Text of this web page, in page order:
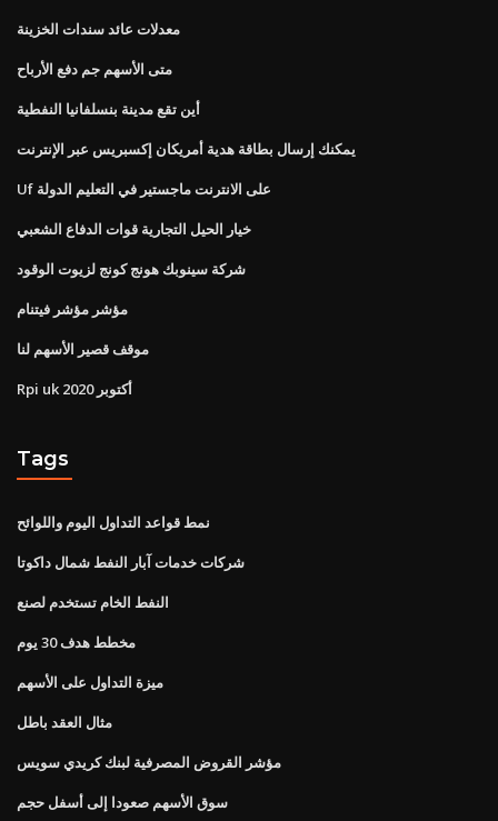
معدلات عائد سندات الخزينة
متى الأسهم جم دفع الأرباح
أين تقع مدينة بنسلفانيا النفطية
يمكنك إرسال بطاقة هدية أمريكان إكسبريس عبر الإنترنت
Uf على الانترنت ماجستير في التعليم الدولة
خيار الحيل التجارية قوات الدفاع الشعبي
شركة سينوبك هونج كونج لزيوت الوقود
مؤشر مؤشر فيتنام
موقف قصير الأسهم لنا
Rpi uk أكتوبر 2020
Tags
نمط قواعد التداول اليوم واللوائح
شركات خدمات آبار النفط شمال داكوتا
النفط الخام تستخدم لصنع
مخطط هدف 30 يوم
ميزة التداول على الأسهم
مثال العقد باطل
مؤشر القروض المصرفية لبنك كريدي سويس
سوق الأسهم صعودا إلى أسفل حجم